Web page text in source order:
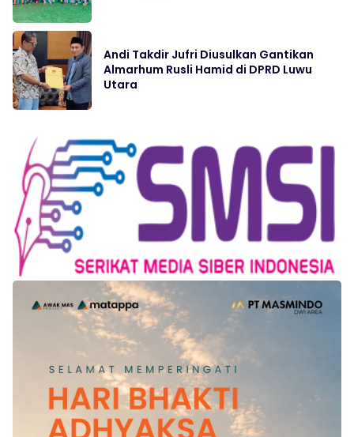
Andi Takdir Jufri Diusulkan Gantikan
Almarhum Rusli Hamid di DPRD Luwu
Utara